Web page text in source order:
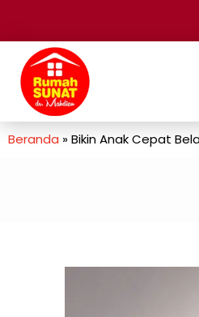
Beranda »Bikin Anak Cepat